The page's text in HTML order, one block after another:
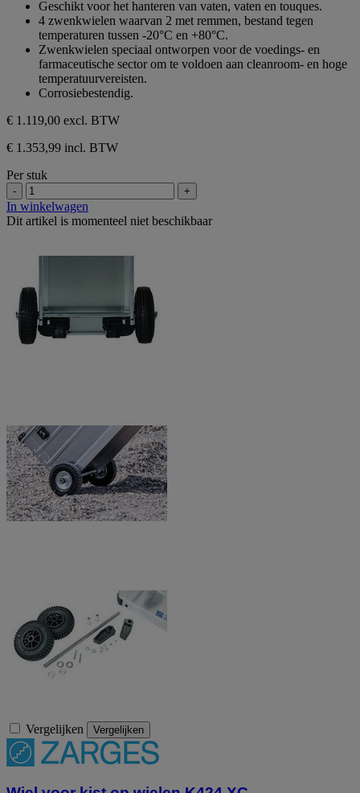
Geschikt voor het hanteren van vaten, vaten en touques.
4 zwenkwielen waarvan 2 met remmen, bestand tegen
temperaturen tussen -20°C en +80°C.
Zwenkwielen speciaal ontworpen voor de voedings- en
farmaceutische sector om te voldoen aan cleanroom- en hoge
temperatuurvereisten.
Corrosiebestendig.
€ 1.119,00 excl. BTW
€ 1.353,99 incl. BTW
Per stuk
- +
In winkelwagen
Dit artikel is momenteel niet beschikbaar
Vergelijken Vergelijken